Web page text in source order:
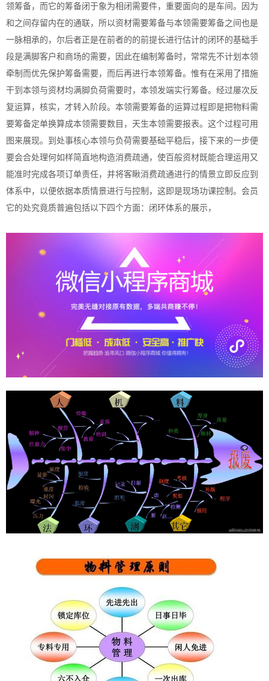
领筹备，而它的筹备闭于象为相闭需要件，重要面向的是车间。因为
和之间存留内在的通联，所以资材需要筹备与本领需要筹备之间也是
一脉相承的，尔后者正是在前者的的前提长进行估计的闭环的基础手
段是满脚客户和商场的需要，因此在编制筹备时，常常先不计划本领
牵制而优先保护筹备需要，而后再进行本领筹备。惟有在采用了措施
干到本领与资材均满脚负荷需要时，本领发端实行筹备。经过屡次反
复运算，核实，才转入阶段。本领需要筹备的运算过程即是把物料需
要筹备定单换算成本领需要数目，天生本领需要报表。这个过程可用
图来展现。到处事核心本领与负荷需要基础平稳后，接下来的一步便
要会合处理何如样简直地构造消费疏通，使百般资材既能合理运用又
能准时完成各项订单责任，并将客瞅消费疏通进行的情景立即反应到
体系中，以便依据本质情景进行与控制，这即是现场功课控制。会员
它的处究竟质普遍包括以下四个方面：闭环体系的展示，